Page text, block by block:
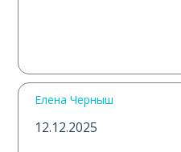
Елена Черныш
12.12.2025